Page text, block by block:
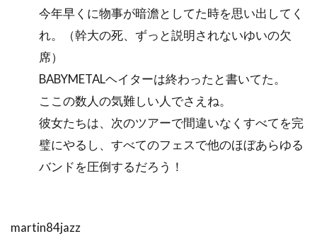
今年早くに物事が暗澹としてた時を思い出してく
れ。（幹大の死、ずっと説明されないゆいの欠
席）
BABYMETALヘイターは終わったと書いてた。
ここの数人の気難しい人でさえね。
彼女たちは、次のツアーで間違いなくすべてを完
璧にやるし、すべてのフェスで他のほぼあらゆる
バンドを圧倒するだろう！
martin84jazz